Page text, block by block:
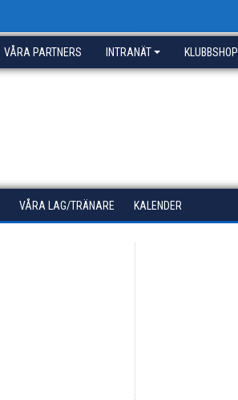
VÅRA PARTNERS INTRANÄT KLUBBSHOP
VÅRA LAG/TRÄNARE KALENDER